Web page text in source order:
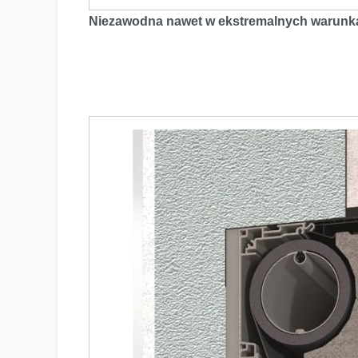
Niezawodna nawet w ekstremalnych